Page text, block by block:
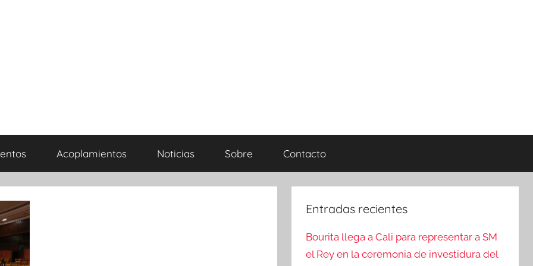
Acoplamientos Noticias Sobre Contacto
Entradas recientes
Bourita llega a Cali para representar a SM
el Rey en la ceremonia de investidura del